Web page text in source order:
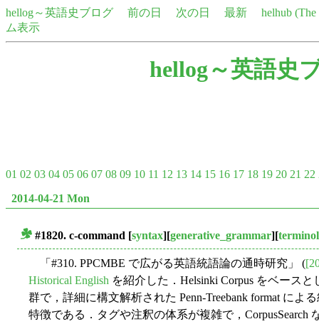
hellog～英語史ブログ 前の日 次の日 最新
helhub
ム表示
hellog～英語史
01 02 03 04 05 06 07 08 09 10 11 12 13 14 15 16 17 18 19 20 21 22
2014-04-21 Mon
#1820. c-command [syntax][generative_grammar][
「#310. PPCMBE で広がる英語統語論の通時研究」 (
Historical English を紹介した．Helsinki Corpus をベース
群で，詳細に構文解析された Penn-Treebank format によ
特徴である．タグや注釈の体系が複雑で，